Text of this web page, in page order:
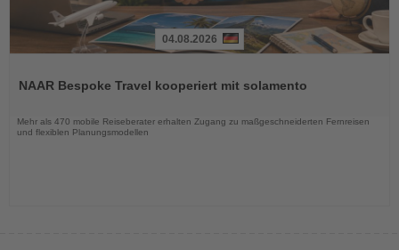
die
04.08.2026
NAAR Bespoke Travel kooperiert mit solamento
Mehr als 470 mobile Reiseberater erhalten Zugang zu maßgeschneiderten Fernreisen
und flexiblen Planungsmodellen